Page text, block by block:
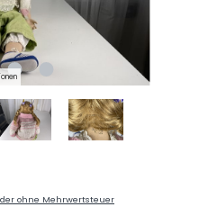
ohne Mehrwertsteuer